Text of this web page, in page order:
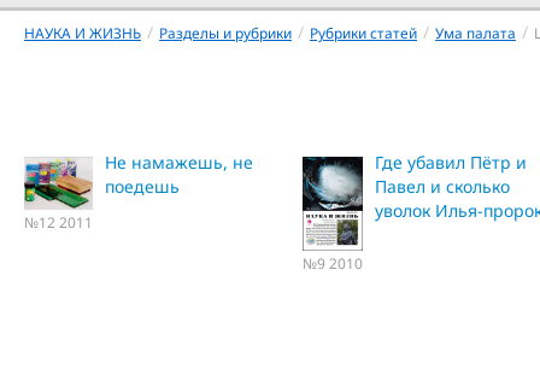
НАУКА И ЖИЗНЬ / Разделы и рубрики / Рубрики статей / Ума палата /
№12 2011
Не намажешь, не
поедешь
№9 2010
Где убавил Пётр и
Павел и сколько
уволок Илья-